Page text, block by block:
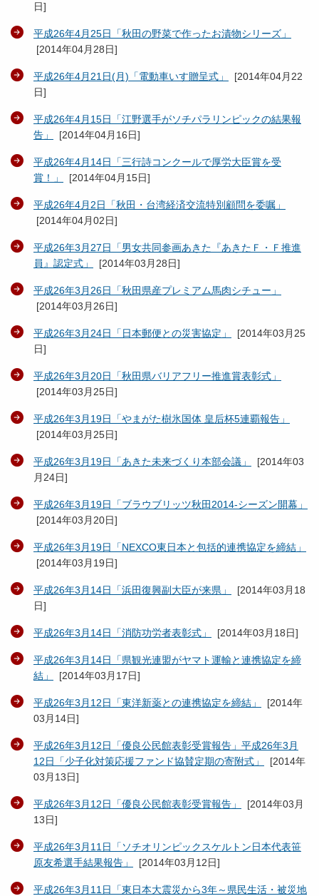
日]
平成26年4月25日「秋田の野菜で作ったお漬物シリーズ」
[2014年04月28日]
平成26年4月21日(月)「電動車いす贈呈式」 [2014年04月22
日]
平成26年4月15日「江野選手がソチパラリンピックの結果報
告」
[2014年04月16日]
平成26年4月14日「三行詩コンクールで厚労大臣賞を受
賞！」
[2014年04月15日]
平成26年4月2日「秋田・台湾経済交流特別顧問を委嘱」
[2014年04月02日]
平成26年3月27日「男女共同参画あきた『あきたＦ・Ｆ推進
員』認定式」
[2014年03月28日]
平成26年3月26日「秋田県産プレミアム馬肉シチュー」
[2014年03月26日]
平成26年3月24日「日本郵便との災害協定」 [2014年03月25
日]
平成26年3月20日「秋田県バリアフリー推進賞表彰式」
[2014年03月25日]
平成26年3月19日「やまがた樹氷国体 皇后杯5連覇報告」
[2014年03月25日]
平成26年3月19日「あきた未来づくり本部会議」 [2014年03
月24日]
平成26年3月19日「ブラウブリッツ秋田2014-シーズン開幕」
[2014年03月20日]
平成26年3月19日「NEXCO東日本と包括的連携協定を締結」
[2014年03月19日]
平成26年3月14日「浜田復興副大臣が来県」 [2014年03月18
日]
平成26年3月14日「消防功労者表彰式」 [2014年03月18日]
平成26年3月14日「県観光連盟がヤマト運輸と連携協定を締
結」
[2014年03月17日]
平成26年3月12日「東洋新薬との連携協定を締結」 [2014年
03月14日]
平成26年3月12日「優良公民館表彰受賞報告」平成26年3月
12日「少子化対策応援ファンド協賛定期の寄附式」
[2014年
03月13日]
平成26年3月12日「優良公民館表彰受賞報告」 [2014年03月
13日]
平成26年3月11日「ソチオリンピックスケルトン日本代表笹
原友希選手結果報告」
[2014年03月12日]
平成26年3月11日「東日本大震災から3年～県民生活・被災地